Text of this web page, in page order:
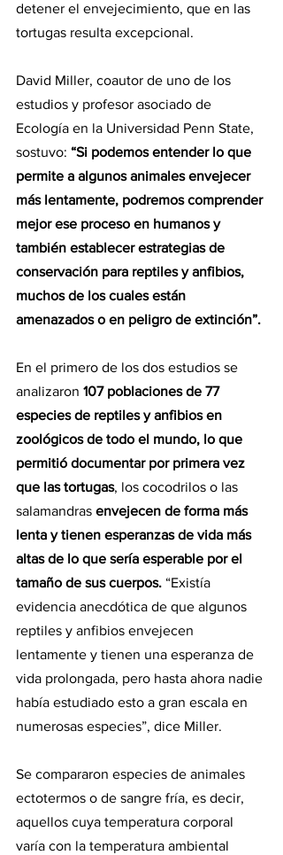
detener el envejecimiento, que en las
tortugas resulta excepcional.
David Miller, coautor de uno de los
estudios y profesor asociado de
Ecología en la Universidad Penn State,
sostuvo: “Si podemos entender lo que
permite a algunos animales envejecer
más lentamente, podremos comprender
mejor ese proceso en humanos y
también establecer estrategias de
conservación para reptiles y anfibios,
muchos de los cuales están
amenazados o en peligro de extinción”.
En el primero de los dos estudios se
analizaron 107 poblaciones de 77
especies de reptiles y anfibios en
zoológicos de todo el mundo, lo que
permitió documentar por primera vez
que las tortugas, los cocodrilos o las
salamandras envejecen de forma más
lenta y tienen esperanzas de vida más
altas de lo que sería esperable por el
tamaño de sus cuerpos. “Existía
evidencia anecdótica de que algunos
reptiles y anfibios envejecen
lentamente y tienen una esperanza de
vida prolongada, pero hasta ahora nadie
había estudiado esto a gran escala en
numerosas especies”, dice Miller.
Se compararon especies de animales
ectotermos o de sangre fría, es decir,
aquellos cuya temperatura corporal
varía con la temperatura ambiental